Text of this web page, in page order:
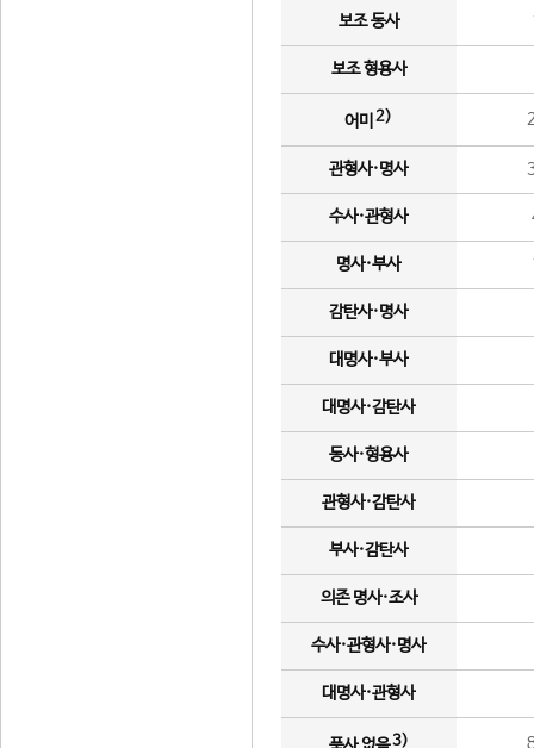
보조 동사
보조 형용사
어미 2)
관형사·명사
수사·관형사
명사·부사
감탄사·명사
대명사·부사
대명사·감탄사
동사·형용사
관형사·감탄사
부사·감탄사
의존 명사·조사
수사·관형사·명사
대명사·관형사
3)